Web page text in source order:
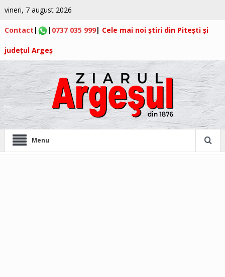
vineri, 7 august 2026
Contact | | 0737 035 999| Cele mai noi știri din Pitești și
județul Argeș
Menu